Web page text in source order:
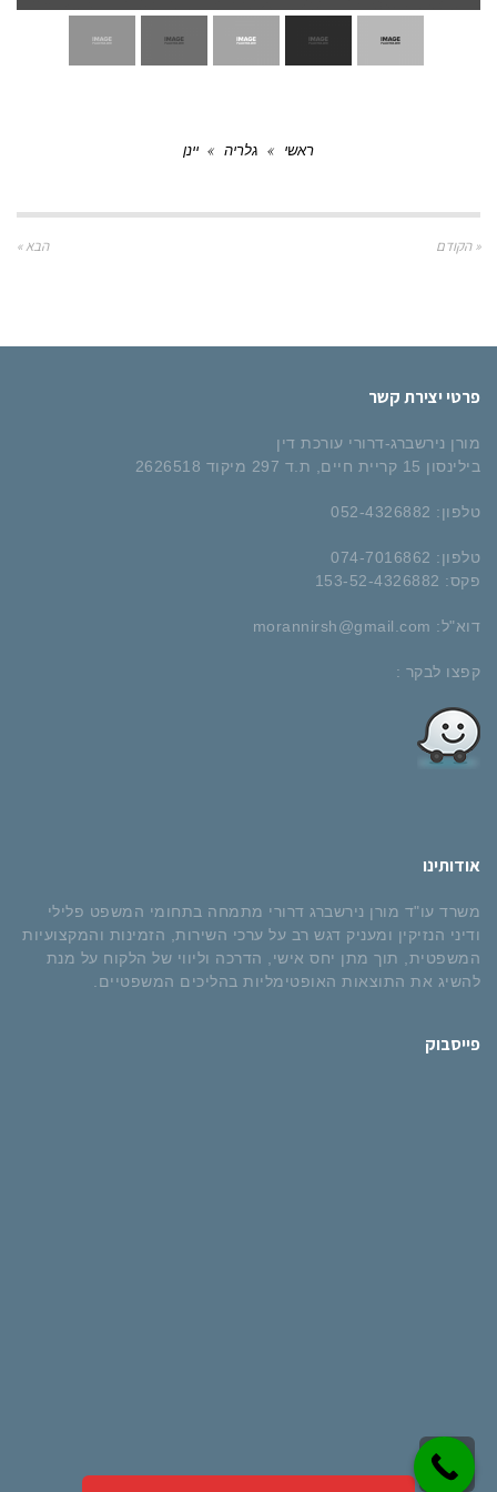
ראשי » גלריה » יינן
« הקודם הבא »
פרטי יצירת קשר
מורן נירשברג-דרורי עורכת דין
בילינסון 15 קריית חיים​, ת.ד 297 מיקוד 2626518
טלפון: 052-4326882​
טלפון: 074-7016862
פקס: 153-52-4326882
דוא"ל: morannirsh@gmail.com
קפצו לבקר :
אודותינו
משרד עו"ד מורן נירשברג דרורי מתמחה בתחומי המשפט פלילי
ודיני הנזיקין ומעניק דגש רב על ערכי השירות, הזמינות והמקצועיות
המשפטית, תוך מתן יחס אישי, הדרכה וליווי של הלקוח על מנת
להשיג את התוצאות האופטימליות בהליכים המשפטיים.
פייסבוק
גלילה